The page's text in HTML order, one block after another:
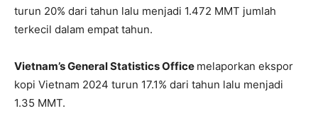
turun 20% dari tahun lalu menjadi 1.472 MMT jumlah
terkecil dalam empat tahun.
Vietnam’s General Statistics Office melaporkan ekspor
kopi Vietnam 2024 turun 17.1% dari tahun lalu menjadi
1.35 MMT.